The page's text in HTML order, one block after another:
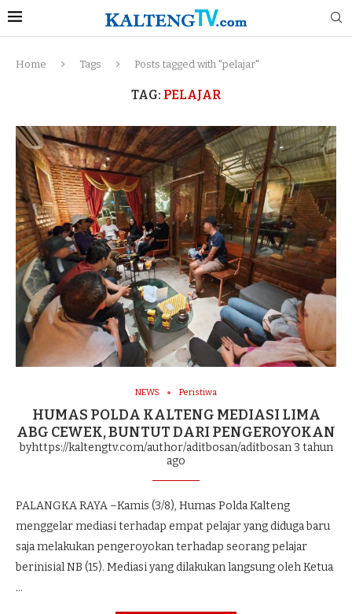
Home Tags Posts tagged with "pelajar"
TAG: PELAJAR
NEWS Peristiwa
HUMAS POLDA KALTENG MEDIASI LIMA
ABG CEWEK, BUNTUT DARI PENGEROYOKAN
byhttps://kaltengtv.com/author/aditbosan/aditbosan3 tahun
ago
PALANGKA RAYA –Kamis (3/8), Humas Polda Kalteng
menggelar mediasi terhadap empat pelajar yang diduga baru
saja melakukan pengeroyokan terhadap seorang pelajar
berinisial NB (15). Mediasi yang dilakukan langsung oleh Ketua
…